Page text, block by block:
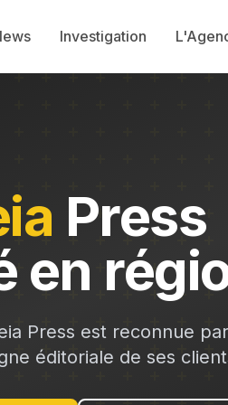
Investigation
Press
en
Press est reconnue
éditoriale de ses